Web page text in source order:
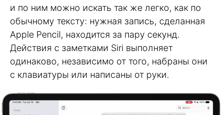
и по ним можно искать так же легко, как по
обычному тексту: нужная запись, сделанная
Apple Pencil, находится за пару секунд.
Действия с заметками Siri выполняет
одинаково, независимо от того, набраны они
с клавиатуры или написаны от руки.